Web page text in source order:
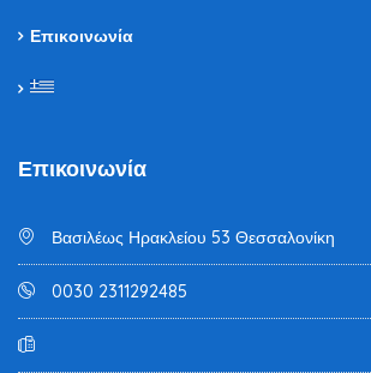
Επικοινωνία
Επικοινωνία
Βασιλέως Ηρακλείου 53 Θεσσαλονίκη
0030 2311292485